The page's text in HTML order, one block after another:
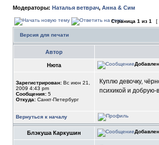
Модераторы: Наталья ветврач, Анна & Сим
Страница 1 из 1 [
Версия для печати
Автор
Нюта
Зарегистрирован: Вс июн 21,
2009 4:43 pm
Сообщения: 5
Откуда: Санкт-Петербург
Куплю девочку,
психикой и добрую-
Вернуться к началу
Блэкуша Каркушин